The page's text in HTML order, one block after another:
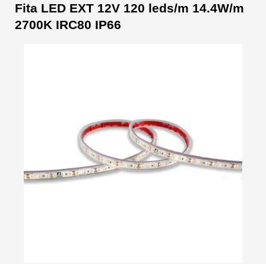
Fita LED EXT 12V 120 leds/m 14.4W/m
2700K IRC80 IP66